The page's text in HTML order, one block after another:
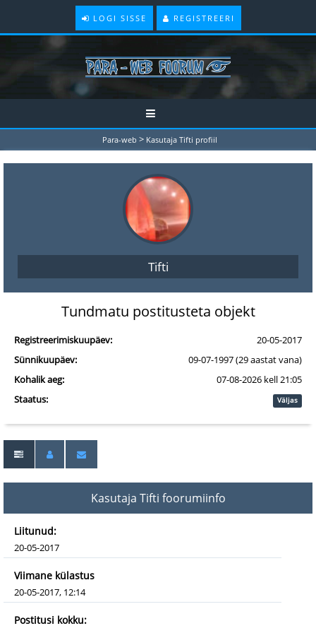
LOGI SISSE REGISTREERI
Para-web > Kasutaja Tifti profiil
Tifti
Tundmatu postitusteta objekt
Registreerimiskuupäev:
20-05-2017
Sünnikuupäev:
09-07-1997 (29 aastat vana)
Kohalik aeg:
07-08-2026 kell 21:05
Staatus:
Väljas
Kasutaja Tifti foorumiinfo
Liitunud:
20-05-2017
Viimane külastus
20-05-2017, 12:14
Postitusi kokku: